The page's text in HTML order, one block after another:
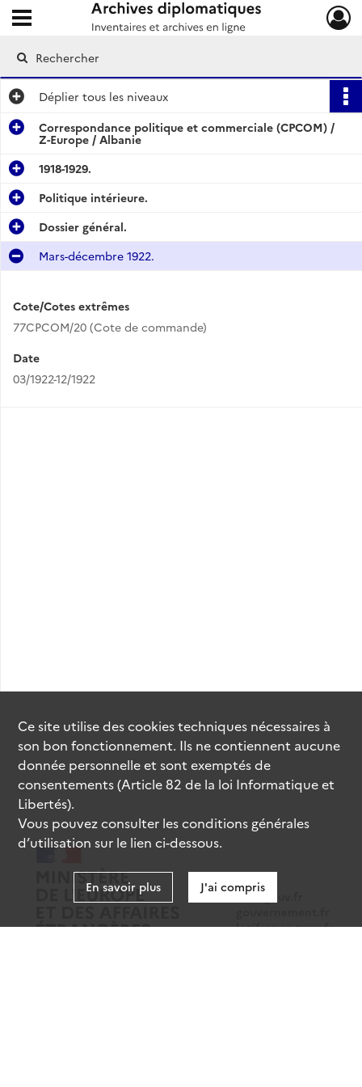
Archives diplomatiques
Ouvrir le menu déroulant
Déplier tous les niveaux
Correspondance politique et commerciale (CPCOM) /
Z-Europe / Albanie
1918-1929.
Politique intérieure.
Dossier général.
Mars-décembre 1922.
Cote/Cotes extrêmes
77CPCOM/20 (Cote de commande)
Date
03/1922-12/1922
data.gouv.fr
legifrance.gouv.fr
Ce site utilise descookiestechniques nécessaires à
son bon fonctionnement. Ils ne contiennent aucune
donnée personnelle et sont exemptés de
consentements (Article 82 de la loi Informatique et
Libertés).
Vous pouvez consulter les conditions générales
d’utilisation sur le lien ci-dessous.
En savoir plus J'ai compris